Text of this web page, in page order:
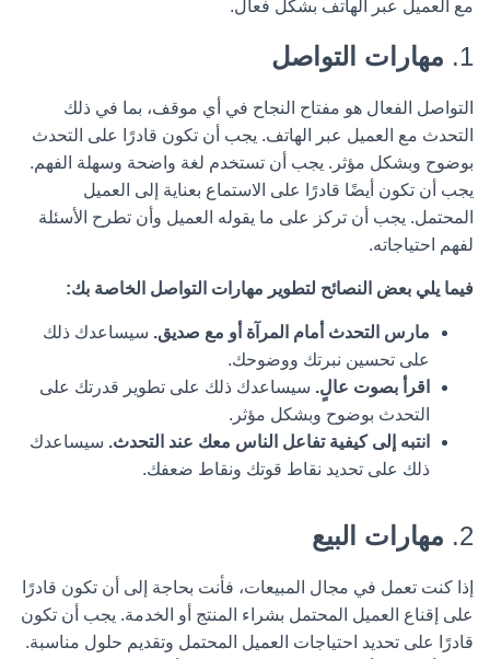
مع العميل عبر الهاتف بشكل فعال.
1. مهارات التواصل
التواصل الفعال هو مفتاح النجاح في أي موقف، بما في ذلك
التحدث مع العميل عبر الهاتف. يجب أن تكون قادرًا على التحدث
بوضوح وبشكل مؤثر. يجب أن تستخدم لغة واضحة وسهلة الفهم.
يجب أن تكون أيضًا قادرًا على الاستماع بعناية إلى العميل
المحتمل. يجب أن تركز على ما يقوله العميل وأن تطرح الأسئلة
لفهم احتياجاته.
فيما يلي بعض النصائح لتطوير مهارات التواصل الخاصة بك:
مارس التحدث أمام المرآة أو مع صديق. سيساعدك ذلك
على تحسين نبرتك ووضوحك.
اقرأ بصوت عالٍ. سيساعدك ذلك على تطوير قدرتك على
التحدث بوضوح وبشكل مؤثر.
انتبه إلى كيفية تفاعل الناس معك عند التحدث. سيساعدك
ذلك على تحديد نقاط قوتك ونقاط ضعفك.
2. مهارات البيع
إذا كنت تعمل في مجال المبيعات، فأنت بحاجة إلى أن تكون قادرًا
على إقناع العميل المحتمل بشراء المنتج أو الخدمة. يجب أن تكون
قادرًا على تحديد احتياجات العميل المحتمل وتقديم حلول مناسبة.